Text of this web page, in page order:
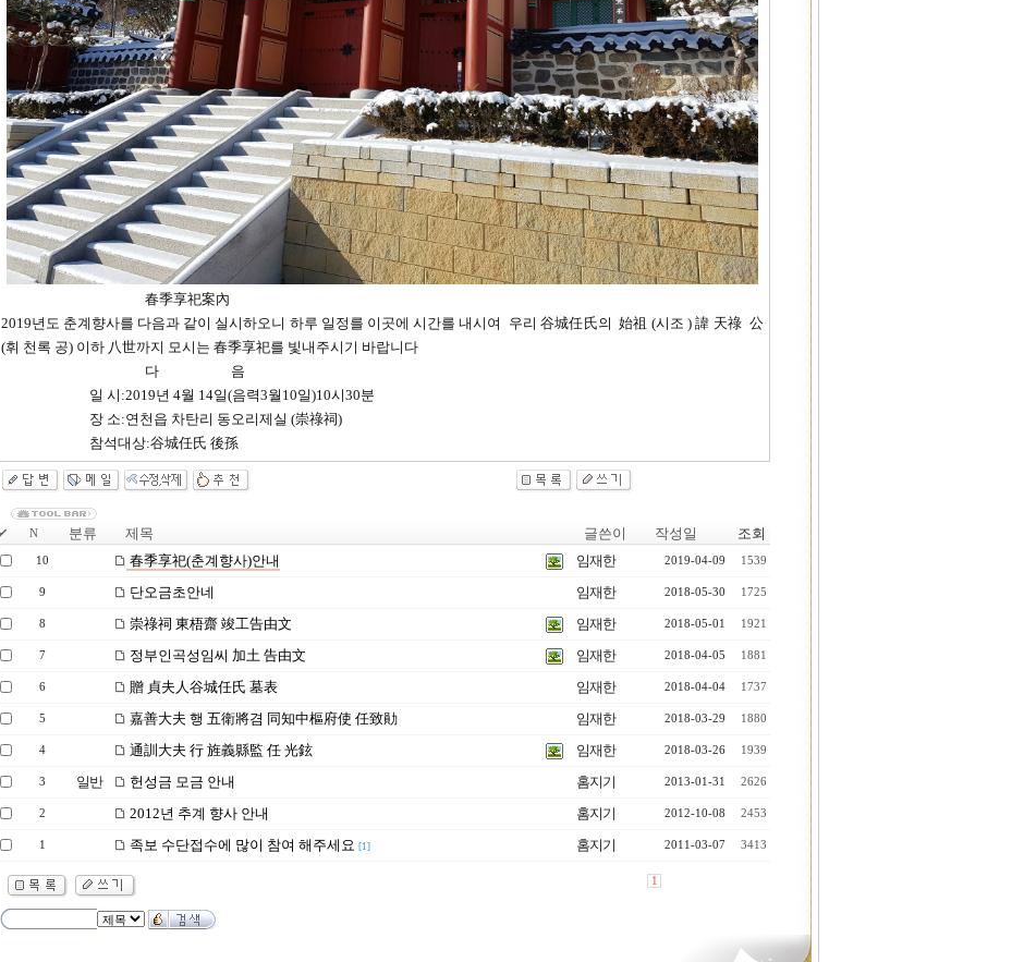
春季享祀案內
2019년도 춘계향사를 다음과 같이 실시하오니 하루 일정를 이곳에 시간를 내시여 우리 谷城任氏의 始祖 (시조 ) 諱 天祿 公
(휘 천록 공) 이하 八世까지 모시는 春季享祀를 빛내주시기 바랍니다
다 음
일 시:2019년 4월 14일(음력3월10일)10시30분
장 소:연천읍 차탄리 동오리제실 (崇祿祠)
참석대상:谷城任氏 後孫
N 분류 제목 글쓴이 작성일 조회
10 春季享祀(춘계향사)안내 임재한 2019-04-09 1539
9 단오금초안네 임재한 2018-05-30 1725
8 崇祿祠 東梧齋 竣工告由文 임재한 2018-05-01 1921
7 정부인곡성임씨 加土 告由文 임재한 2018-04-05 1881
6 贈 貞夫人谷城任氏 墓表 임재한 2018-04-04 1737
5 嘉善大夫 행 五衛將겸 同知中樞府使 任致勛 임재한 2018-03-29 1880
4 通訓大夫 行 旌義縣監 任 光鉉 임재한 2018-03-26 1939
3 일반 헌성금 모금 안내 홈지기 2013-01-31 2626
2 2012년 추계 향사 안내 홈지기 2012-10-08 2453
1 족보 수단접수에 많이 참여 해주세요 [1] 홈지기 2011-03-07 3413
1